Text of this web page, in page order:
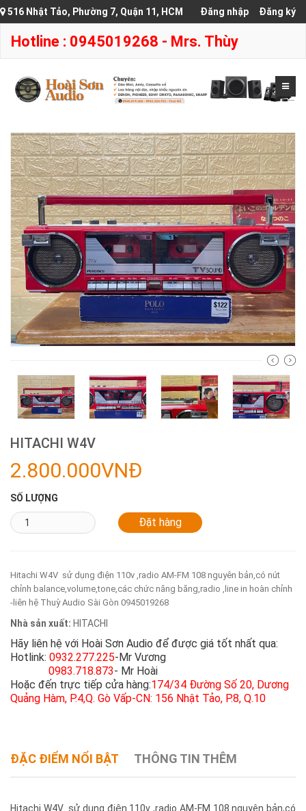
516 Nhật Tảo, Phường 7, Quận 11, HCM Đăng nhập Đăng ký
Hotline : 0945019268 - Mrs. Thùy
HITACHI W4V
2.800.000VNĐ
SỐ LƯỢNG
Hitachi W4V sử dụng điện 110v ,radio AM-FM 108 nguyên bản,có nút
chỉnh balance,volume,tone,các chức năng băng,radio ,line in hoàn chỉnh
-liên hệ Thuỳ Audio Sài Gòn 0945019268
Nhà sản xuất: HITACHI
Hãy liên hệ với Hoài Sơn Audio để được giá tốt nhất qua:
Hotlink: 0932.277.225-Mr Vương
0983.718.873- Mr Hoài
Hoặc đến trực tiếp cửa hàng:174/34 Đường Số 20, Dương
Quảng Hàm, P.4,Q. Gò Vấp-CN: 156 Nhật Tảo, P.8, Q.10
ĐẶC ĐIỂM NỔI BẬT THÔNG TIN THÊM
Hitachi W4V sử dụng điện 110v ,radio AM-FM 108 nguyên bản,có